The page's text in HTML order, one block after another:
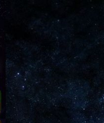
films